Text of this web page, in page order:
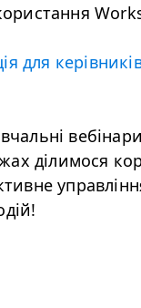
для
ділимося